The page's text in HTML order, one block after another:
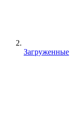
Загруженные